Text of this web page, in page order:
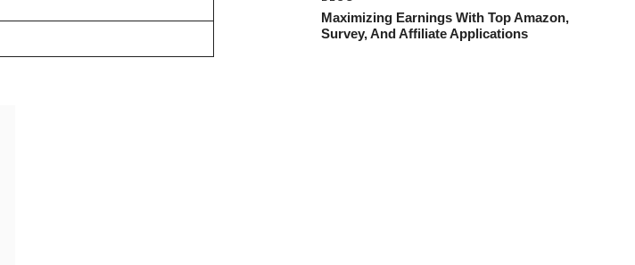
Maximizing Earnings With Top Amazon,
Survey, And Affiliate Applications